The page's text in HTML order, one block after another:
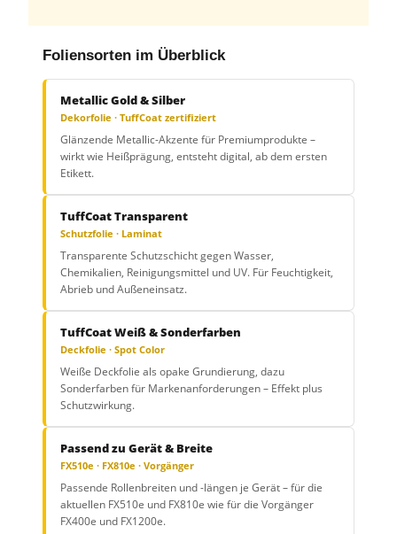
Foliensorten im Überblick
Metallic Gold & Silber
Dekorfolie · TuffCoat zertifiziert
Glänzende Metallic-Akzente für Premiumprodukte –
wirkt wie Heißprägung, entsteht digital, ab dem ersten
Etikett.
TuffCoat Transparent
Schutzfolie · Laminat
Transparente Schutzschicht gegen Wasser,
Chemikalien, Reinigungsmittel und UV. Für Feuchtigkeit,
Abrieb und Außeneinsatz.
TuffCoat Weiß & Sonderfarben
Deckfolie · Spot Color
Weiße Deckfolie als opake Grundierung, dazu
Sonderfarben für Markenanforderungen – Effekt plus
Schutzwirkung.
Passend zu Gerät & Breite
FX510e · FX810e · Vorgänger
Passende Rollenbreiten und -längen je Gerät – für die
aktuellen FX510e und FX810e wie für die Vorgänger
FX400e und FX1200e.